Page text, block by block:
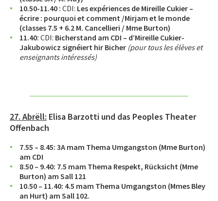
10.50-11.40 : CDI: Les expériences de Mireille Cukier –
écrire : pourquoi et comment /Mirjam et le monde
(classes 7.5 + 6.2 M. Cancellieri / Mme Burton)
11.40: CDI: Bicherstand am CDI – d’Mireille Cukier-
Jakubowicz signéiert hir Bicher (pour tous les élèves et
enseignants intéressés)
27. Abrëll: Elisa Barzotti und das Peoples Theater
Offenbach
7.55 – 8.45: 3A mam Thema Umgangston (Mme Burton)
am CDI
8.50 – 9.40: 7.5 mam Thema Respekt, Rücksicht (Mme
Burton) am Sall 121
10.50 – 11.40: 4.5 mam Thema Umgangston (Mmes Bley
an Hurt) am Sall 102.